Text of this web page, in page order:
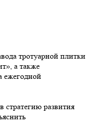
тротуарной плитки
а также
ежегодной
стратегию развития